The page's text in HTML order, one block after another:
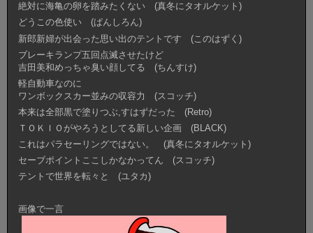
絶対に海亀の卵を踏みたくない (真冬にタオルケット)
どうこの色使い (ぱんしろん)
新郎新婦が出会った思い出のテントです (このはずく)
ブレーキランプ五回点滅させたけど
吉田美和めっちゃ臭い顔してる (ちんすけ)
軽自動車なのに
ワンボックスカー並みの収容力 (スコッチ)
本来は全部黒で塗りつぶ,すはずだった (Retro)
ＴＯＫＩＯがやろうとしてる新しい企画 (BLACK)
これはパラセーリングではない。 (真冬にタオルケット)
セーブポイントここしかなかってん (スコッチ)
テントで世界を転々と (ユタカ)
画像で一言